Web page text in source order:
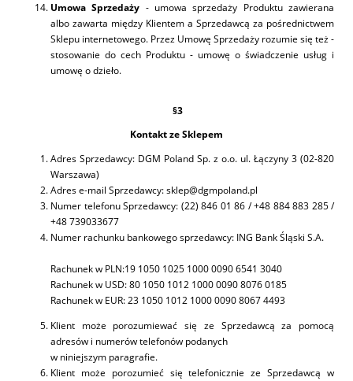
Umowa Sprzedaży - umowa sprzedaży Produktu zawierana
albo zawarta między Klientem a Sprzedawcą za pośrednictwem
Sklepu internetowego. Przez Umowę Sprzedaży rozumie się też -
stosowanie do cech Produktu - umowę o świadczenie usług i
umowę o dzieło.
§3
Kontakt ze Sklepem
Adres Sprzedawcy: DGM Poland Sp. z o.o. ul. Łączyny 3 (02-820
Warszawa)
Adres e-mail Sprzedawcy: sklep@dgmpoland.pl
Numer telefonu Sprzedawcy: (22) 846 01 86 / +48 884 883 285 /
+48 739033677
Numer rachunku bankowego sprzedawcy: ING Bank Śląski S.A.
Rachunek w PLN:19 1050 1025 1000 0090 6541 3040
Rachunek w USD: 80 1050 1012 1000 0090 8076 0185
Rachunek w EUR: 23 1050 1012 1000 0090 8067 4493
Klient może porozumiewać się ze Sprzedawcą za pomocą
adresów i numerów telefonów podanych
w niniejszym paragrafie.
Klient może porozumieć się telefonicznie ze Sprzedawcą w